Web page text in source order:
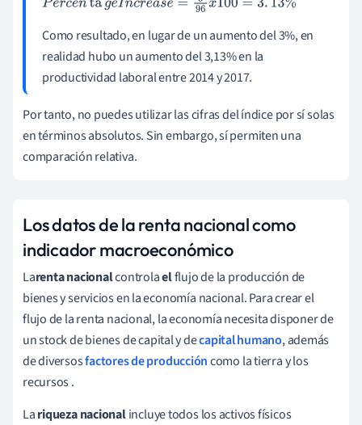
PercentageIncrease=396x 100=3.13%
Como resultado, en lugar de un aumento del 3%, en
realidad hubo un aumento del 3,13% en la
productividad laboral entre 2014 y 2017.
Por tanto, no puedes utilizar las cifras del índice por sí solas
en términos absolutos. Sin embargo, sí permiten una
comparación relativa.
Los datos de la renta nacional como
indicador macroeconómico
Larenta nacionalcontrolaelflujo de la producción de
bienes y servicios en la economía nacional.Para crear el
flujo de la renta nacional, la economía necesita disponer de
un stock debienes decapitaly decapital humano, además
de diversosfactores de produccióncomo la tierra y los
recursos.
Lariqueza nacionalincluye todos los activos físicos